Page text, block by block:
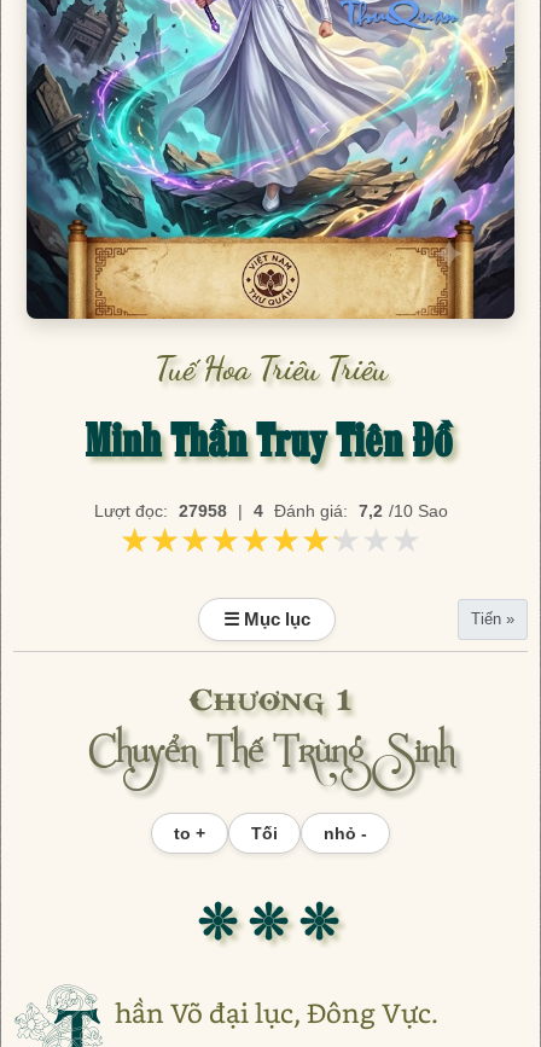
Tuế Hoa Triêu Triêu
Minh Thần Truy Tiên Đồ
Lượt đọc: 27958 | 4 Đánh giá: 7,2 /10 Sao
★★★★★★★★★★
★★★★★★★★★★
☰ Mục lục Tiến »
Chương 1
Chuyển Thế Trùng Sinh
to + Tối nhỏ -
❊ ❊ ❊
hần Võ đại lục, Đông Vực.